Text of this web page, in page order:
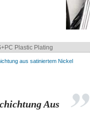
Plastic Plating
aus satiniertem Nickel
Aus